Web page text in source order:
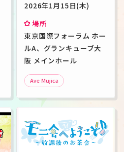
2026年1月15日(木)
場所
東京国際フォーラム ホー
ルA、グランキューブ大
阪 メインホール
Ave Mujica